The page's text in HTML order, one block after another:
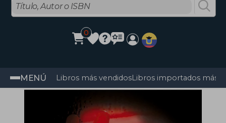
0
MENÚ Libros más vendidosLibros importados más